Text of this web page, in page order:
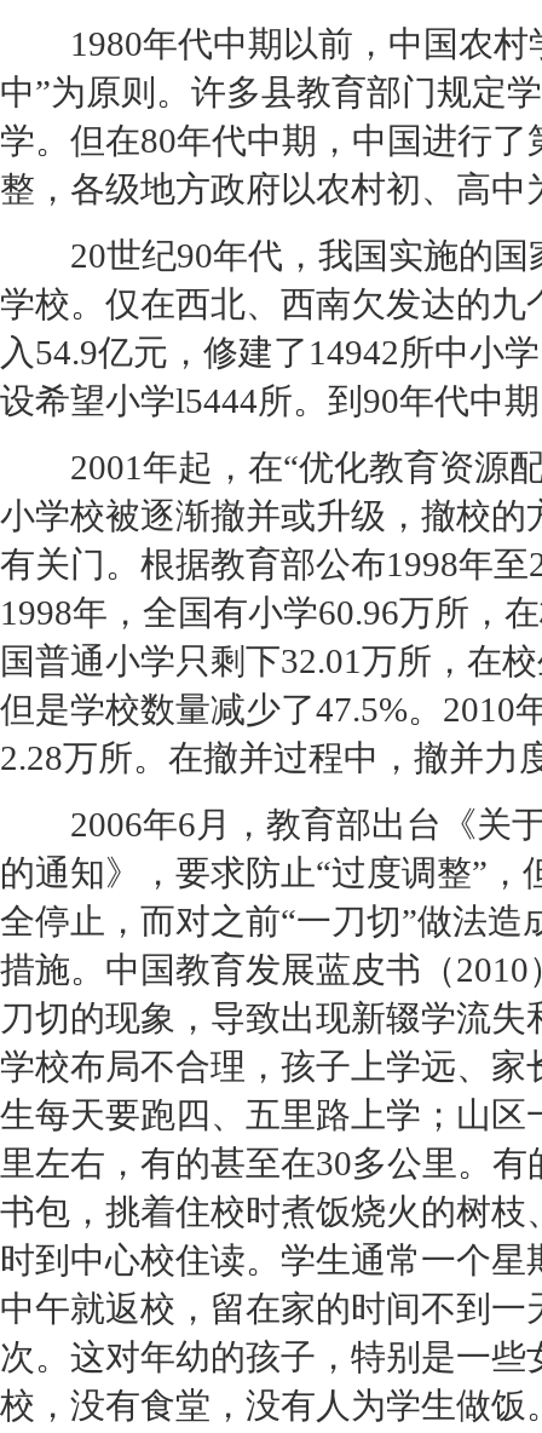
1980年代中期以前，中国农村
中”为原则。许多县教育部门规定
学。但在80年代中期，中国进行
整，各级地方政府以农村初、高
20世纪90年代，我国实施的国
学校。仅在西北、西南欠发达的
入54.9亿元，修建了14942所中小
设希望小学l5444所。到90年代中
2001年起，在“优化教育资源配
小学校被逐渐撤并或升级，撤校
有关门。根据教育部公布1998年
1998年，全国有小学60.96万所，
国普通小学只剩下32.01万所，在
但是学校数量减少了47.5%。2010
2.28万所。在撤并过程中，撤并力
2006年6月，教育部出台《关于
的通知》，要求防止“过度调整”
全停止，而对之前“一刀切”做法
措施。中国教育发展蓝皮书（
刀切的现象，导致出现新辍学流
学校布局不合理，孩子上学远、
生每天要跑四、五里路上学；山
里左右，有的甚至在30多公里。
书包，挑着住校时煮饭烧火的树
时到中心校住读。学生通常一个
中午就返校，留在家的时间不到
次。这对年幼的孩子，特别是一
校，没有食堂，没有人为学生做